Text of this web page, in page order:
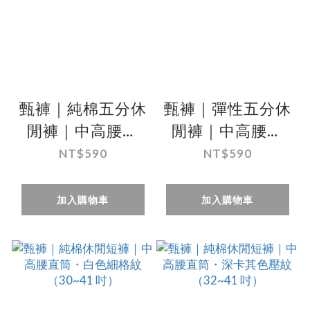
甄褲｜純棉五分休
閒褲｜中高腰直
筒・100%棉・米
吋）
NT$590
加入購物車
甄褲｜彈性五分休
閒褲｜中高腰直
筒・深藍／深灰／
吋）
NT$590
加入購物車